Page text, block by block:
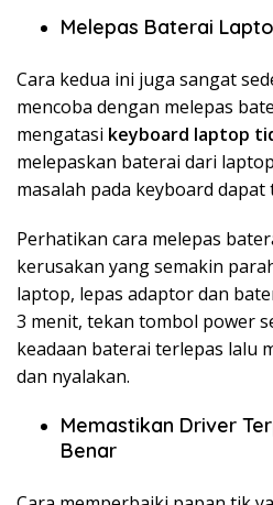
Melepas Baterai
Cara kedua ini juga sangat
mencoba dengan melepas
mengatasi keyboard laptop
melepaskan baterai dari
masalah pada keyboard dapat
Perhatikan cara melepas
kerusakan yang semakin
laptop, lepas adaptor dan
3 menit, tekan tombol power
keadaan baterai terlepas lalu
dan nyalakan.
Memastikan Driver
Benar